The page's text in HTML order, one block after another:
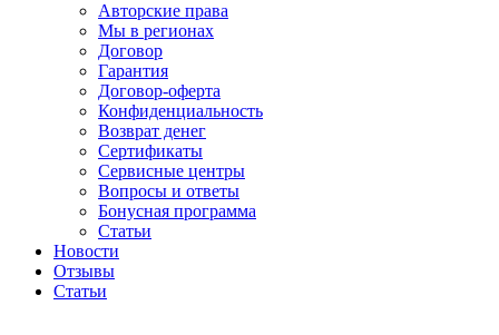
Авторские права
Мы в регионах
Договор
Гарантия
Договор-оферта
Конфиденциальность
Возврат денег
Сертификаты
Сервисные центры
Вопросы и ответы
Бонусная программа
Статьи
Новости
Отзывы
Статьи